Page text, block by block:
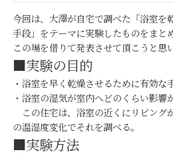
今回は、大澤が自宅で調べた「浴室を
手段」をテーマに実験したものをまと
この場を借りて発表させて頂こうと思
■実験の目的
・浴室を早く乾燥させるために有効な
・浴室の湿気が室内へどのくらい影響
この住宅は、浴室の近くにリビング
の温湿度変化でそれを調べる。
■実験方法